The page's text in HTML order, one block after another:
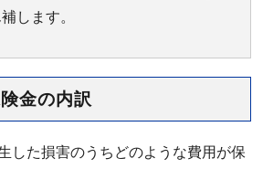
します。
金の内訳
した損害のうちどのような費用が保